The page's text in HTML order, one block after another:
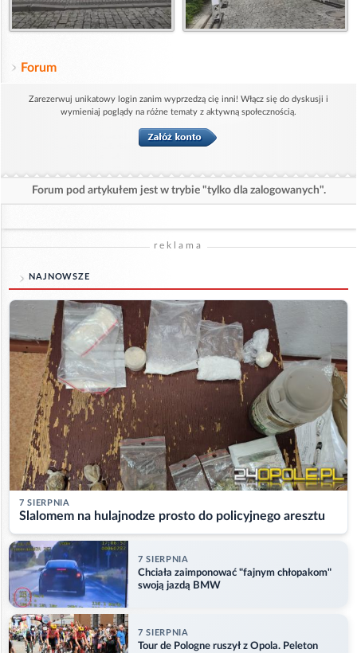
Forum
Zarezerwuj unikatowy login zanim wyprzedzą cię inni! Włącz się do dyskusji i
wymieniaj poglądy na różne tematy z aktywną społecznością.
Forum pod artykułem jest w trybie "tylko dla zalogowanych".
reklama
NAJNOWSZE
7 SIERPNIA
Slalomem na hulajnodze prosto do policyjnego aresztu
7 SIERPNIA
Chciała zaimponować "fajnym chłopakom"
swoją jazdą BMW
7 SIERPNIA
Tour de Pologne ruszył z Opola. Peleton